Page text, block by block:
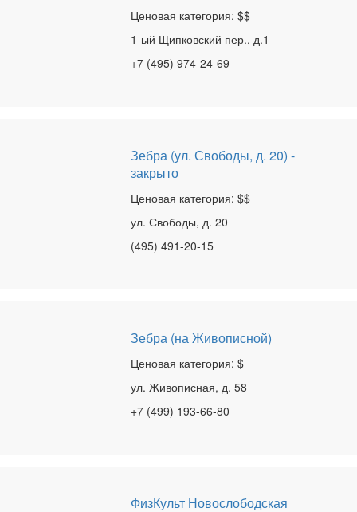
Ценовая категория: $$
1-ый Щипковский пер., д.1
+7 (495) 974-24-69
Зебра (ул. Свободы, д. 20) -
закрыто
Ценовая категория: $$
ул. Свободы, д. 20
(495) 491-20-15
Зебра (на Живописной)
Ценовая категория: $
ул. Живописная, д. 58
+7 (499) 193-66-80
ФизКульт Новослободская